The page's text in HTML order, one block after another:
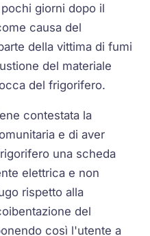
giorni dopo il
causa del
della vittima di fumi
del materiale
del frigorifero.
contestata la
e di aver
una scheda
elettrica e non
rispetto alla
del
così l'utente a